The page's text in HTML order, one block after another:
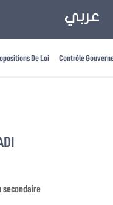
De Loi Contrôle
secondaire